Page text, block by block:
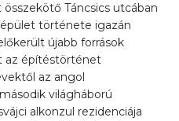
Táncsics utcában
története igazán
újabb források
az építéstörténet
az angol
világháború
alkonzul rezidenciája